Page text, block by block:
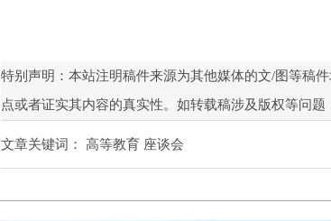
特别声明：本站注明稿件来源为其他媒体的文/图等稿
点或者证实其内容的真实性。如转载稿涉及版权等问题
文章关键词： 高等教育 座谈会